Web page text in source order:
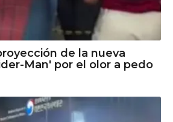
de la nueva
Man' por el olor a pedo